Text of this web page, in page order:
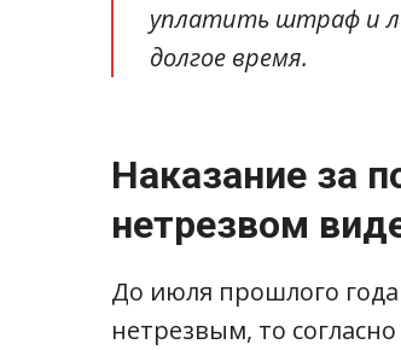
уплатить штраф и
долгое время.
Наказание за
нетрезвом
До июля прошлого года
нетрезвым, то